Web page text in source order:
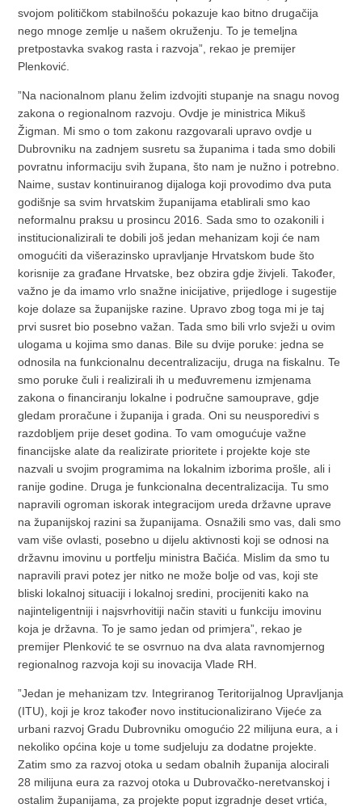
svojom političkom stabilnošću pokazuje kao bitno drugačija
nego mnoge zemlje u našem okruženju. To je temeljna
pretpostavka svakog rasta i razvoja”, rekao je premijer
Plenković.
”Na nacionalnom planu želim izdvojiti stupanje na snagu novog
zakona o regionalnom razvoju. Ovdje je ministrica Mikuš
Žigman. Mi smo o tom zakonu razgovarali upravo ovdje u
Dubrovniku na zadnjem susretu sa županima i tada smo dobili
povratnu informaciju svih župana, što nam je nužno i potrebno.
Naime, sustav kontinuiranog dijaloga koji provodimo dva puta
godišnje sa svim hrvatskim županijama etablirali smo kao
neformalnu praksu u prosincu 2016. Sada smo to ozakonili i
institucionalizirali te dobili još jedan mehanizam koji će nam
omogućiti da višerazinsko upravljanje Hrvatskom bude što
korisnije za građane Hrvatske, bez obzira gdje živjeli. Također,
važno je da imamo vrlo snažne inicijative, prijedloge i sugestije
koje dolaze sa županijske razine. Upravo zbog toga mi je taj
prvi susret bio posebno važan. Tada smo bili vrlo svježi u ovim
ulogama u kojima smo danas. Bile su dvije poruke: jedna se
odnosila na funkcionalnu decentralizaciju, druga na fiskalnu. Te
smo poruke čuli i realizirali ih u međuvremenu izmjenama
zakona o financiranju lokalne i područne samouprave, gdje
gledam proračune i županija i grada. Oni su neusporedivi s
razdobljem prije deset godina. To vam omogućuje važne
financijske alate da realizirate prioritete i projekte koje ste
nazvali u svojim programima na lokalnim izborima prošle, ali i
ranije godine. Druga je funkcionalna decentralizacija. Tu smo
napravili ogroman iskorak integracijom ureda državne uprave
na županijskoj razini sa županijama. Osnažili smo vas, dali smo
vam više ovlasti, posebno u dijelu aktivnosti koji se odnosi na
državnu imovinu u portfelju ministra Bačića. Mislim da smo tu
napravili pravi potez jer nitko ne može bolje od vas, koji ste
bliski lokalnoj situaciji i lokalnoj sredini, procijeniti kako na
najinteligentniji i najsvrhovitiji način staviti u funkciju imovinu
koja je državna. To je samo jedan od primjera”, rekao je
premijer Plenković te se osvrnuo na dva alata ravnomjernog
regionalnog razvoja koji su inovacija Vlade RH.
”Jedan je mehanizam tzv. Integriranog Teritorijalnog Upravljanja
(ITU), koji je kroz također novo institucionalizirano Vijeće za
urbani razvoj Gradu Dubrovniku omogućio 22 milijuna eura, a i
nekoliko općina koje u tome sudjeluju za dodatne projekte.
Zatim smo za razvoj otoka u sedam obalnih županija alocirali
28 milijuna eura za razvoj otoka u Dubrovačko-neretvanskoj i
ostalim županijama, za projekte poput izgradnje deset vrtića,